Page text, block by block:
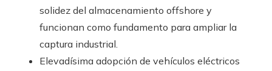
solidez del almacenamiento offshore y
funcionan como fundamento para ampliar la
captura industrial.
Elevadísima adopción de vehículos eléctricos